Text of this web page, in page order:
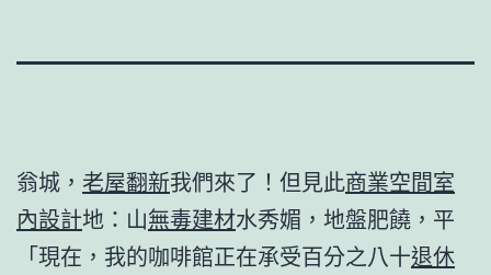
翁城， 老屋翻新我們來了！但見此商業空間室
內設計地：山無毒建材水秀媚，地盤肥饒，平
「現在，我的咖啡館正在承受百分之八十退休